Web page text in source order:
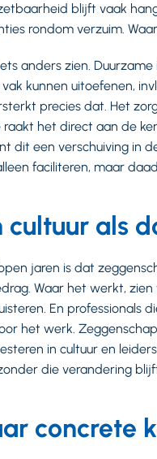
blijft vaak
rondom verzuim.
anders zien.
kunnen uitoefenen,
precies dat. Het
het direct aan de
een verschuiving in
faciliteren, maar
cultuur als
jaren is dat
Waar het werkt,
En professionals
het werk.
in cultuur en
die verandering
concrete